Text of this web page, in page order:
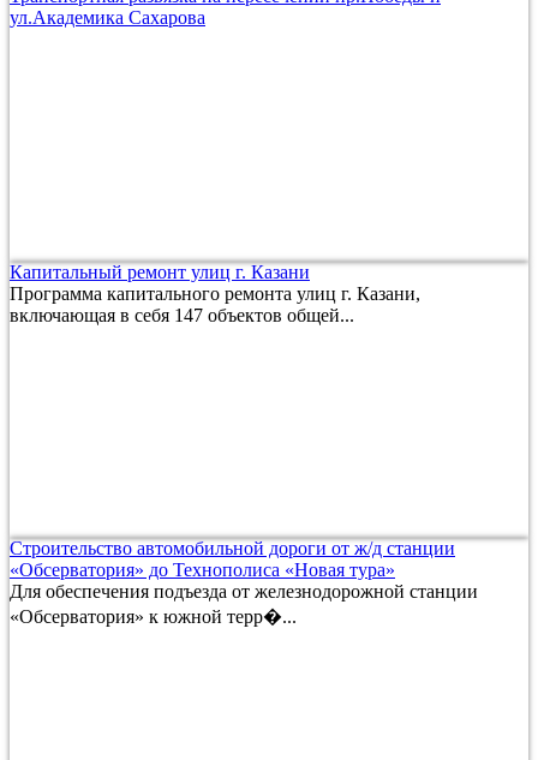
ул.Академика Сахарова
Капитальный ремонт улиц г. Казани
Программа капитального ремонта улиц г. Казани,
включающая в себя 147 объектов общей...
Строительство автомобильной дороги от ж/д станции
«Обсерватория» до Технополиса «Новая тура»
Для обеспечения подъезда от железнодорожной станции
«Обсерватория» к южной терр�...